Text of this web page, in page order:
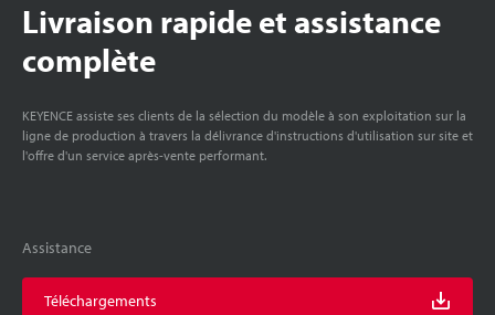
Livraison rapide et assistance
complète
KEYENCE assiste ses clients de la sélection du modèle à son exploitation sur la
ligne de production à travers la délivrance d'instructions d'utilisation sur site et
l'offre d'un service après-vente performant.
Assistance
Téléchargements